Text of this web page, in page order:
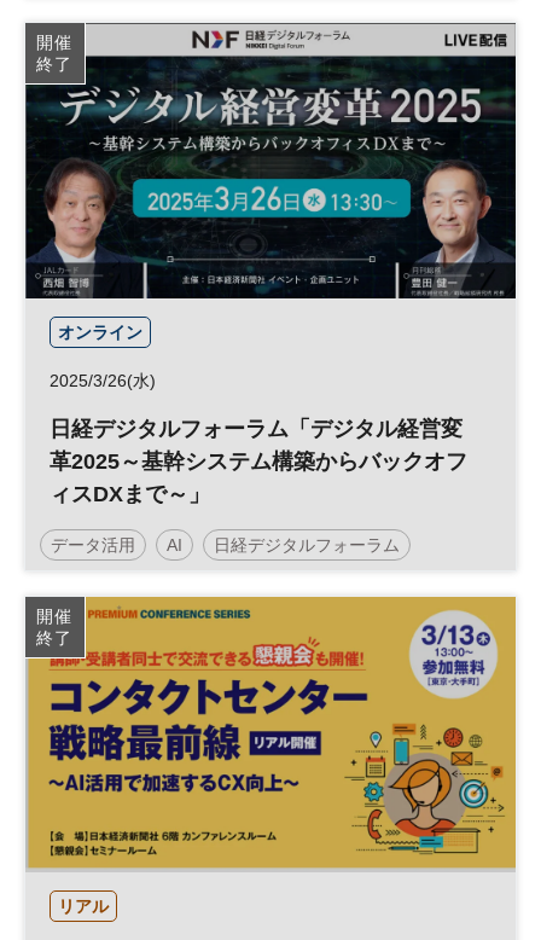
経営戦略
DX
開催
終了
オンライン
2025/3/26(水)
日経デジタルフォーラム「デジタル経営変
革2025～基幹システム構築からバックオフ
ィスDXまで～」
データ活用 AI 日経デジタルフォーラム
経営戦略 DX
参加無料
開催
終了
リアル